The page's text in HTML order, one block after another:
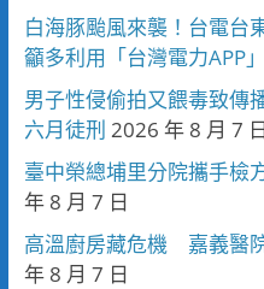
白海豚颱風來襲！台電台
籲多利用「台灣電力APP
男子性侵偷拍又餵毒致傳
六月徒刑 2026 年 8 月 7
臺中榮總埔里分院攜手
年 8 月 7 日
高溫廚房藏危機 嘉義醫
年 8 月 7 日